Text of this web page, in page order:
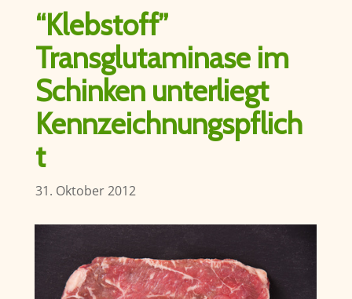
“Klebstoff”
Transglutaminase im
Schinken unterliegt
Kennzeichnungspflich
t
31. Oktober 2012